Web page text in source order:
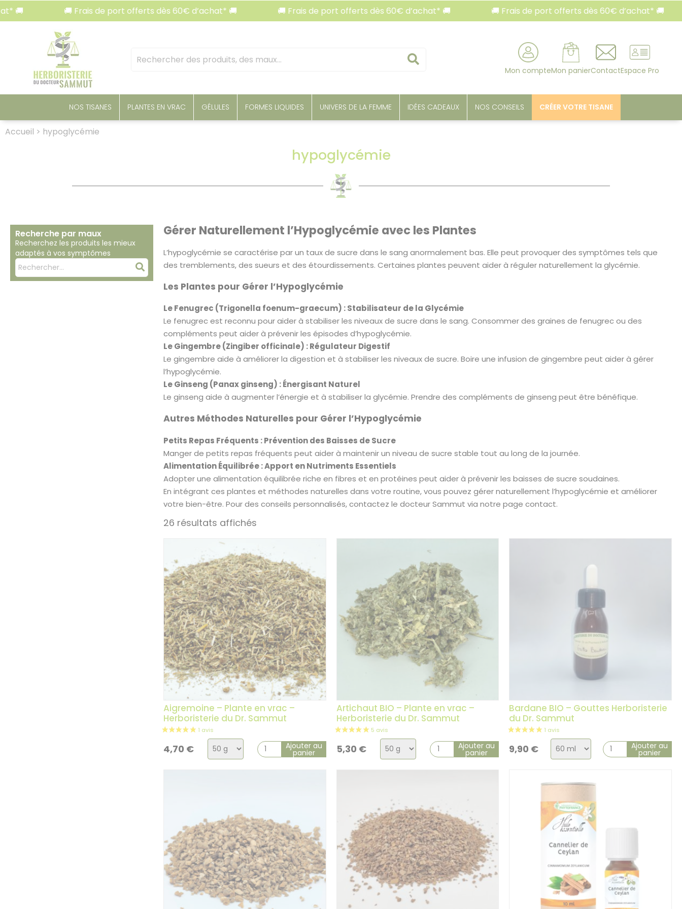
🚚 Frais de port offerts dès 60€ d’achat* 🚚 🚚 Frais de port offerts dès 60€ d’achat* 🚚 🚚 Frais de port offerts dès 60€ d’achat* 🚚 🚚
Mots
clés
Mon compteMon panierContactEspace Pro
NOS TISANES PLANTES EN VRAC GÉLULES FORMES LIQUIDES UNIVERS DE LA FEMME IDÉES CADEAUX NOS CONSEILS CRÉER VOTRE TISANE
Accueil > hypoglycémie
hypoglycémie
Recherche par maux
Recherchez les produits les mieux
adaptés à vos symptômes
Mots
clés
Rechercher
Gérer Naturellement l’Hypoglycémie avec les Plantes
L’hypoglycémie se caractérise par un taux de sucre dans le sang anormalement bas. Elle peut provoquer des symptômes tels que
des tremblements, des sueurs et des étourdissements. Certaines plantes peuvent aider à réguler naturellement la glycémie.
Les Plantes pour Gérer l’Hypoglycémie
Le Fenugrec (Trigonella foenum-graecum) : Stabilisateur de la Glycémie
Le fenugrec est reconnu pour aider à stabiliser les niveaux de sucre dans le sang. Consommer des graines de fenugrec ou des
compléments peut aider à prévenir les épisodes d’hypoglycémie.
Le Gingembre (Zingiber officinale) : Régulateur Digestif
Le gingembre aide à améliorer la digestion et à stabiliser les niveaux de sucre. Boire une infusion de gingembre peut aider à gérer
l’hypoglycémie.
Le Ginseng (Panax ginseng) : Énergisant Naturel
Le ginseng aide à augmenter l’énergie et à stabiliser la glycémie. Prendre des compléments de ginseng peut être bénéfique.
Autres Méthodes Naturelles pour Gérer l’Hypoglycémie
Petits Repas Fréquents : Prévention des Baisses de Sucre
Manger de petits repas fréquents peut aider à maintenir un niveau de sucre stable tout au long de la journée.
Alimentation Équilibrée : Apport en Nutriments Essentiels
Adopter une alimentation équilibrée riche en fibres et en protéines peut aider à prévenir les baisses de sucre soudaines.
En intégrant ces plantes et méthodes naturelles dans votre routine, vous pouvez gérer naturellement l’hypoglycémie et améliorer
votre bien-être. Pour des conseils personnalisés, contactez le docteur Sammut via notre page contact.
26 résultats affichés
Aigremoine – Plante en vrac –
Herboristerie du Dr. Sammut
4,70 €
Choix
de
Ajouter au
panier
Artichaut BIO – Plante en vrac –
Herboristerie du Dr. Sammut
5,30 €
Choix
de
la
Ajouter au
panier
Bardane BIO – Gouttes Herboristerie
du Dr. Sammut
9,90 €
Choix
de
variation
Ajouter au
panier
Panneau de gestion des cookies